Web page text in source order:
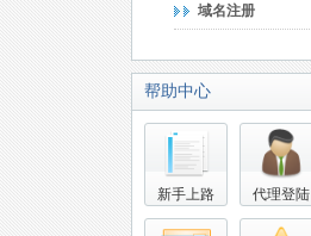
域名注册
帮助中心
新手上路 代理登陆